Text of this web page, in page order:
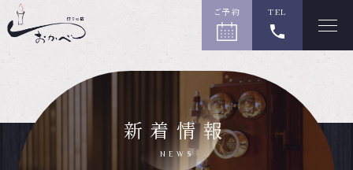
ご予約 TEL
新着情報
NEWS